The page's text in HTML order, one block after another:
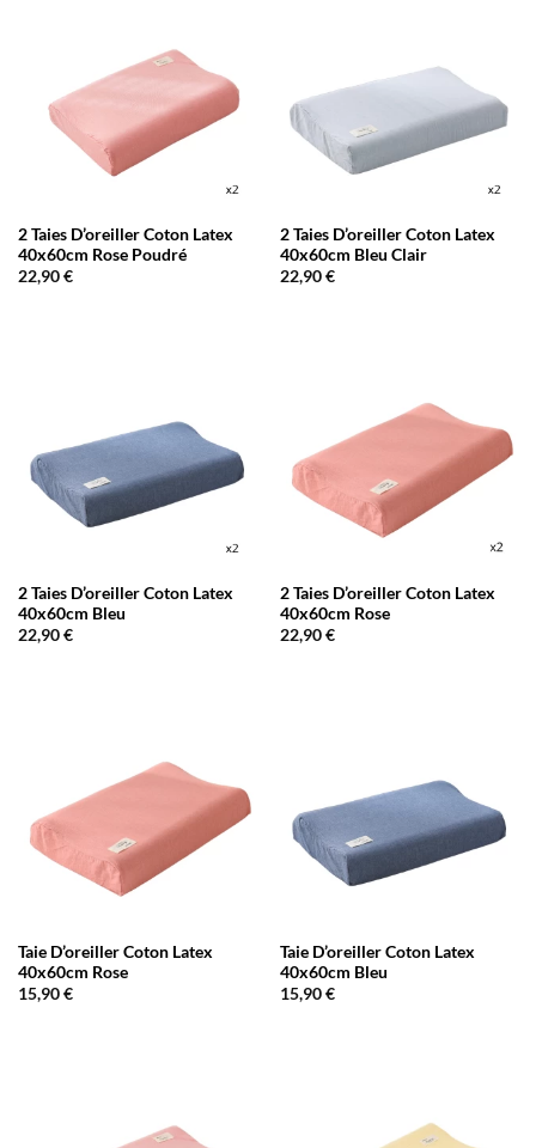
2 Taies D’oreiller Coton Latex
40x60cm Rose Poudré
22,90€
2 Taies D’oreiller Coton Latex
40x60cm Bleu Clair
22,90€
2 Taies D’oreiller Coton Latex
40x60cm Bleu
22,90€
2 Taies D’oreiller Coton Latex
40x60cm Rose
22,90€
Taie D’oreiller Coton Latex
40x60cm Rose
15,90€
Taie D’oreiller Coton Latex
40x60cm Bleu
15,90€